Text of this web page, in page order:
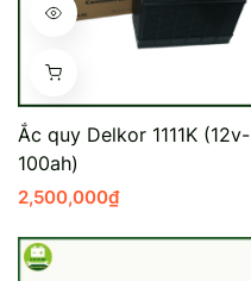
Ắc quy Delkor 1111K (12v-
100ah)
2,500,000₫